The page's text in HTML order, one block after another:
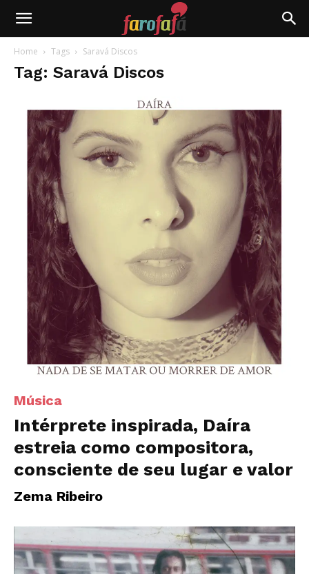
Farofafá
Home Tags Saravá Discos
Tag: Saravá Discos
Música
Intérprete inspirada, Daíra
estreia como compositora,
consciente de seu lugar e valor
Zema Ribeiro